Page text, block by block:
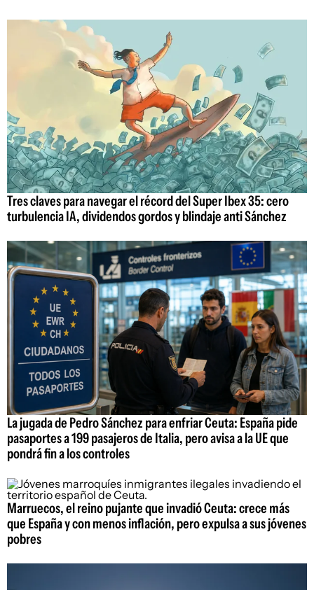
Tres claves para navegar el récord del Super Ibex 35: cero
turbulencia IA, dividendos gordos y blindaje anti Sánchez
La jugada de Pedro Sánchez para enfriar Ceuta: España pide
pasaportes a 199 pasajeros de Italia, pero avisa a la UE que
pondrá fin a los controles
Marruecos, el reino pujante que invadió Ceuta: crece más
que España y con menos inflación, pero expulsa a sus jóvenes
pobres